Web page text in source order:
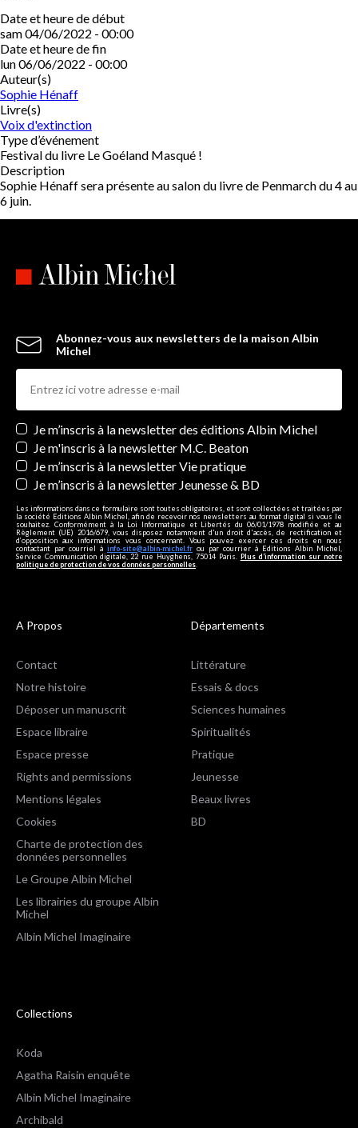
Date et heure de début
sam 04/06/2022 - 00:00
Date et heure de fin
lun 06/06/2022 - 00:00
Auteur(s)
Sophie Hénaff
Livre(s)
Voix d'extinction
Type d’événement
Festival du livre Le Goéland Masqué !
Description
Sophie Hénaff sera présente au salon du livre de Penmarch du 4 au
6 juin.
Abonnez-vous aux newsletters de la maison Albin
Michel
Newsletters
Je m’inscris à la newsletter des éditions Albin Michel
Je m'inscris à la newsletter M.C. Beaton
Je m’inscris à la newsletter Vie pratique
Je m’inscris à la newsletter Jeunesse & BD
Les informations dans ce formulaire sont toutes obligatoires, et sont collectées et traitées par
la société Editions Albin Michel, afin de recevoir nos newsletters au format digital si vous le
souhaitez. Conformément à la Loi Informatique et Libertés du 06/01/1978 modifiée et au
Règlement (UE) 2016/679, vous disposez notamment d'un droit d'accès, de rectification et
d’opposition aux informations vous concernant. Vous pouvez exercer ces droits en nous
contactant par courriel à info-site@albin-michel.fr ou par courrier à Editions Albin Michel,
Service Communication digitale, 22 rue Huyghens, 75014 Paris. Plus d’information sur notre
politique de protection de vos données personnelles
A Propos
Contact
Notre histoire
Déposer un manuscrit
Espace libraire
Espace presse
Rights and permissions
Mentions légales
Cookies
Charte de protection des
données personnelles
Le Groupe Albin Michel
Les librairies du groupe Albin
Michel
Albin Michel Imaginaire
Départements
Littérature
Essais & docs
Sciences humaines
Spiritualités
Pratique
Jeunesse
Beaux livres
BD
Collections
Koda
Agatha Raisin enquête
Albin Michel Imaginaire
Archibald